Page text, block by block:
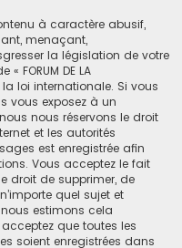
à caractère abusif,
menaçant,
la législation de votre
FORUM DE LA
la loi internationale. Si vous
vous exposez à un
nous réservons le droit
et les autorités
est enregistrée afin
Vous acceptez le fait
le droit de supprimer, de
quel sujet et
estimons cela
que toutes les
soient enregistrées dans